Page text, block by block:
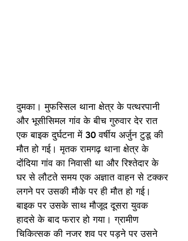
दुमका। मुफस्सिल थाना क्षेत्र के पत्थरपानी
और भूसीसिमल गांव के बीच गुरुवार देर रात
एक बाइक दुर्घटना में 30 वर्षीय अर्जुन टुडू की
मौत हो गई। मृतक रामगढ़ थाना क्षेत्र के
दोंदिया गांव का निवासी था और रिश्तेदार के
घर से लौटते समय एक अज्ञात वाहन से टक्कर
लगने पर उसकी मौके पर ही मौत हो गई।
बाइक पर उसके साथ मौजूद दूसरा युवक
हादसे के बाद फरार हो गया। ग्रामीण
चिकित्सक की नजर शव पर पड़ने पर उसने